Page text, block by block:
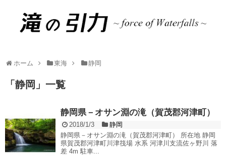
ホーム 東海 静岡
「 静岡 」 一覧
静岡県－オサン淵の滝（賀茂郡河津町）
2018/1/3
静岡
静岡県－オサン淵の滝（賀茂郡河津町） 所在地 静岡
県賀茂郡河津町川津筏場 水系 河津川支流佐ヶ野川 落
差 4m 駐車...